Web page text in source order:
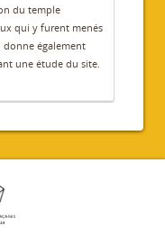
du temple
qui y furent menés
donne également
une étude du site.